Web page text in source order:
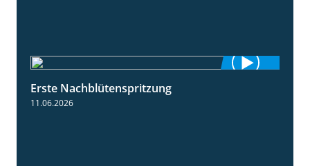
Erste Nachblütenspritzung
11.06.2026